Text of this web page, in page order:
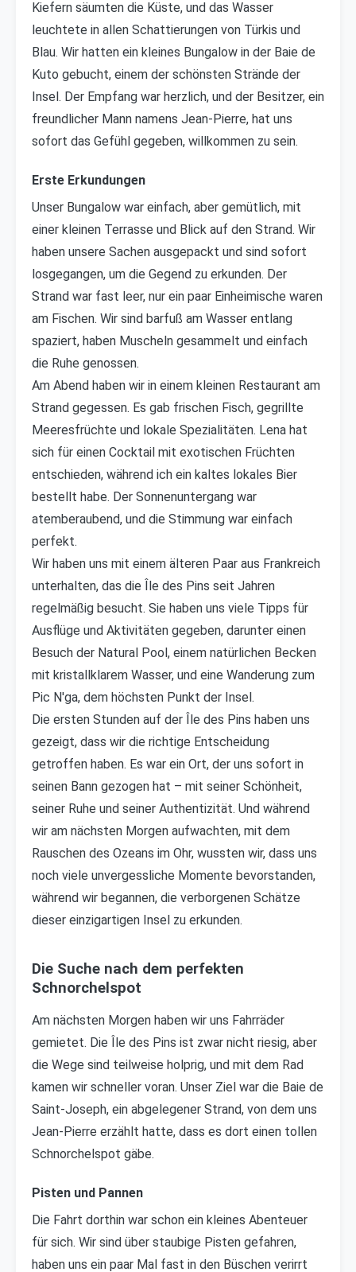
Kiefern säumten die Küste, und das Wasser
leuchtete in allen Schattierungen von Türkis und
Blau. Wir hatten ein kleines Bungalow in der Baie de
Kuto gebucht, einem der schönsten Strände der
Insel. Der Empfang war herzlich, und der Besitzer, ein
freundlicher Mann namens Jean-Pierre, hat uns
sofort das Gefühl gegeben, willkommen zu sein.
Erste Erkundungen
Unser Bungalow war einfach, aber gemütlich, mit
einer kleinen Terrasse und Blick auf den Strand. Wir
haben unsere Sachen ausgepackt und sind sofort
losgegangen, um die Gegend zu erkunden. Der
Strand war fast leer, nur ein paar Einheimische waren
am Fischen. Wir sind barfuß am Wasser entlang
spaziert, haben Muscheln gesammelt und einfach
die Ruhe genossen.
Am Abend haben wir in einem kleinen Restaurant am
Strand gegessen. Es gab frischen Fisch, gegrillte
Meeresfrüchte und lokale Spezialitäten. Lena hat
sich für einen Cocktail mit exotischen Früchten
entschieden, während ich ein kaltes lokales Bier
bestellt habe. Der Sonnenuntergang war
atemberaubend, und die Stimmung war einfach
perfekt.
Wir haben uns mit einem älteren Paar aus Frankreich
unterhalten, das die Île des Pins seit Jahren
regelmäßig besucht. Sie haben uns viele Tipps für
Ausflüge und Aktivitäten gegeben, darunter einen
Besuch der Natural Pool, einem natürlichen Becken
mit kristallklarem Wasser, und eine Wanderung zum
Pic N'ga, dem höchsten Punkt der Insel.
Die ersten Stunden auf der Île des Pins haben uns
gezeigt, dass wir die richtige Entscheidung
getroffen haben. Es war ein Ort, der uns sofort in
seinen Bann gezogen hat – mit seiner Schönheit,
seiner Ruhe und seiner Authentizität. Und während
wir am nächsten Morgen aufwachten, mit dem
Rauschen des Ozeans im Ohr, wussten wir, dass uns
noch viele unvergessliche Momente bevorstanden,
während wir begannen, die verborgenen Schätze
dieser einzigartigen Insel zu erkunden.
Die Suche nach dem perfekten
Schnorchelspot
Am nächsten Morgen haben wir uns Fahrräder
gemietet. Die Île des Pins ist zwar nicht riesig, aber
die Wege sind teilweise holprig, und mit dem Rad
kamen wir schneller voran. Unser Ziel war die Baie de
Saint-Joseph, ein abgelegener Strand, von dem uns
Jean-Pierre erzählt hatte, dass es dort einen tollen
Schnorchelspot gäbe.
Pisten und Pannen
Die Fahrt dorthin war schon ein kleines Abenteuer
für sich. Wir sind über staubige Pisten gefahren,
haben uns ein paar Mal fast in den Büschen verirrt